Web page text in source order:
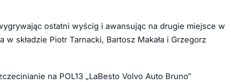
ostatni wyścig i awansując na drugie miejsce w
w składzie Piotr Tarnacki, Bartosz Makała i Grzegorz
na POL13 „LaBesto Volvo Auto Bruno”